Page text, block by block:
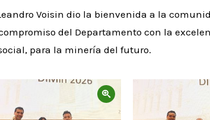
Voisin dio la bienvenida a la
del Departamento con la
para la minería del futuro.
Zoom